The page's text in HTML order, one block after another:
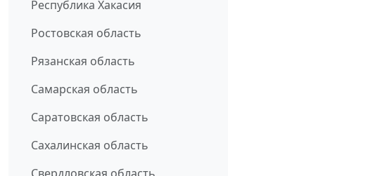
Республика Хакасия
Ростовская область
Рязанская область
Самарская область
Саратовская область
Сахалинская область